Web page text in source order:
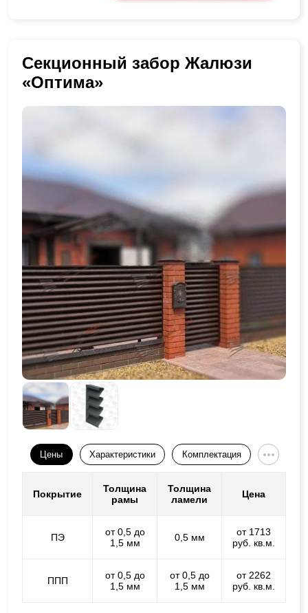
Секционный забор Жалюзи
«Оптима»
Цены Характеристики Комплектация
Покрытие
Толщина
рамы
Толщина
ламели
Цена
ПЭ
от 0,5 до
1,5 мм
0,5 мм
от 1713
руб. кв.м.
ППП
от 0,5 до
1,5 мм
от 0,5 до
1,5 мм
от 2262
руб. кв.м.